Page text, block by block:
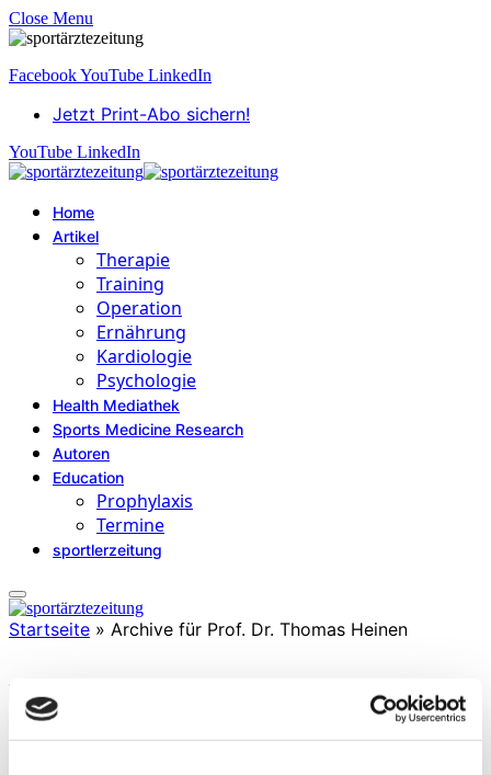
Close Menu
FacebookYouTube LinkedIn
Jetzt Print-Abo sichern!
YouTube LinkedIn
Home
Artikel
Therapie
Training
Operation
Ernährung
Kardiologie
Psychologie
Health Mediathek
Sports Medicine Research
Autoren
Education
Prophylaxis
Termine
sportlerzeitung
Startseite » Archive für Prof. Dr. Thomas Heinen
Prof. Dr. Thomas Heinen